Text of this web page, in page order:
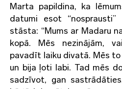
Marta papildina, ka
datumi esot
stāsta: “Mums ar Madaru
kopā. Mēs nezinājām,
pavadīt laiku divatā. Mēs to
un bija ļoti labi. Tad mēs
sadzīvot, gan